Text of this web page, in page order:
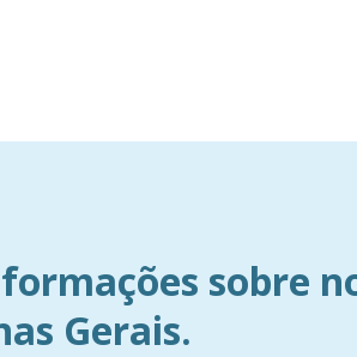
sobre
Gerais.